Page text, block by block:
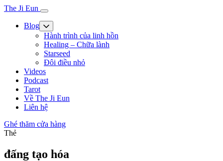
The Ji Eun
Blog
Hành trình của linh hồn
Healing – Chữa lành
Starseed
Đôi điều nhỏ
Videos
Podcast
Tarot
Về The Ji Eun
Liên hệ
Ghé thăm cửa hàng
Thẻ
đấng tạo hóa